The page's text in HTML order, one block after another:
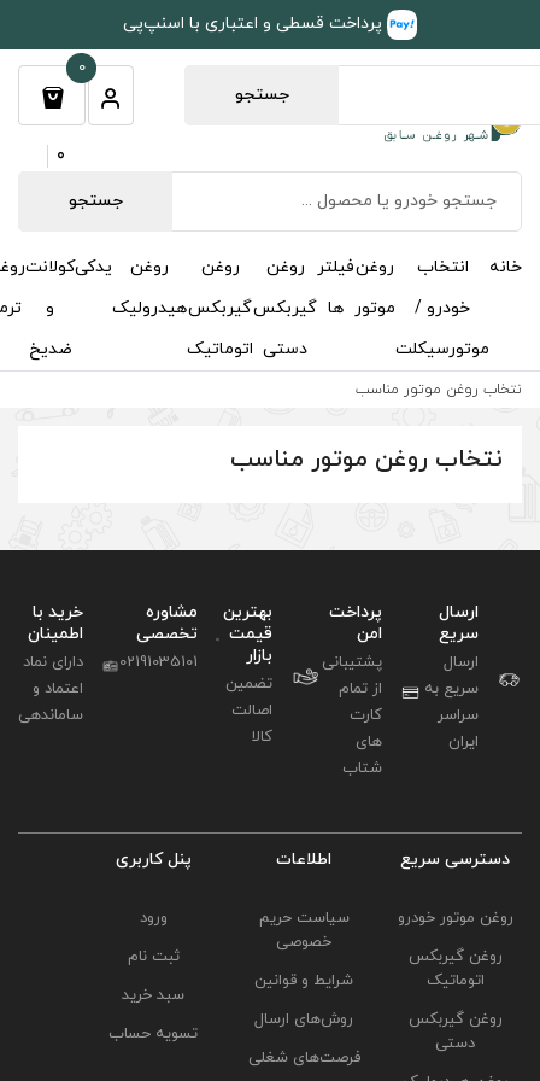
و اعتباری با اسنپ‌پی
جستجو
روغن
دستی
روغن
گیربکس
اتوماتیک
روغن
هیدرولیک
یدکی کولانت
و
ضدیخ
روغن
ترمز
مکمل
و
اکتان
خوشبوکنندهدربارهتماس
با ما
مناسب
بهترین
قیمت
بازار
تضمین
اصالت
کالا
مشاوره
تخصصی
02191035101
خرید با
اطمینان
دارای نماد
اعتماد و
ساماندهی
حریم
و قوانین
ارسال
پنل کاربری
تسویه حساب